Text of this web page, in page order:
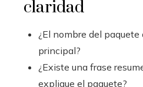
claridad
¿El nombre del
principal?
¿Existe una frase
explique el paquete?